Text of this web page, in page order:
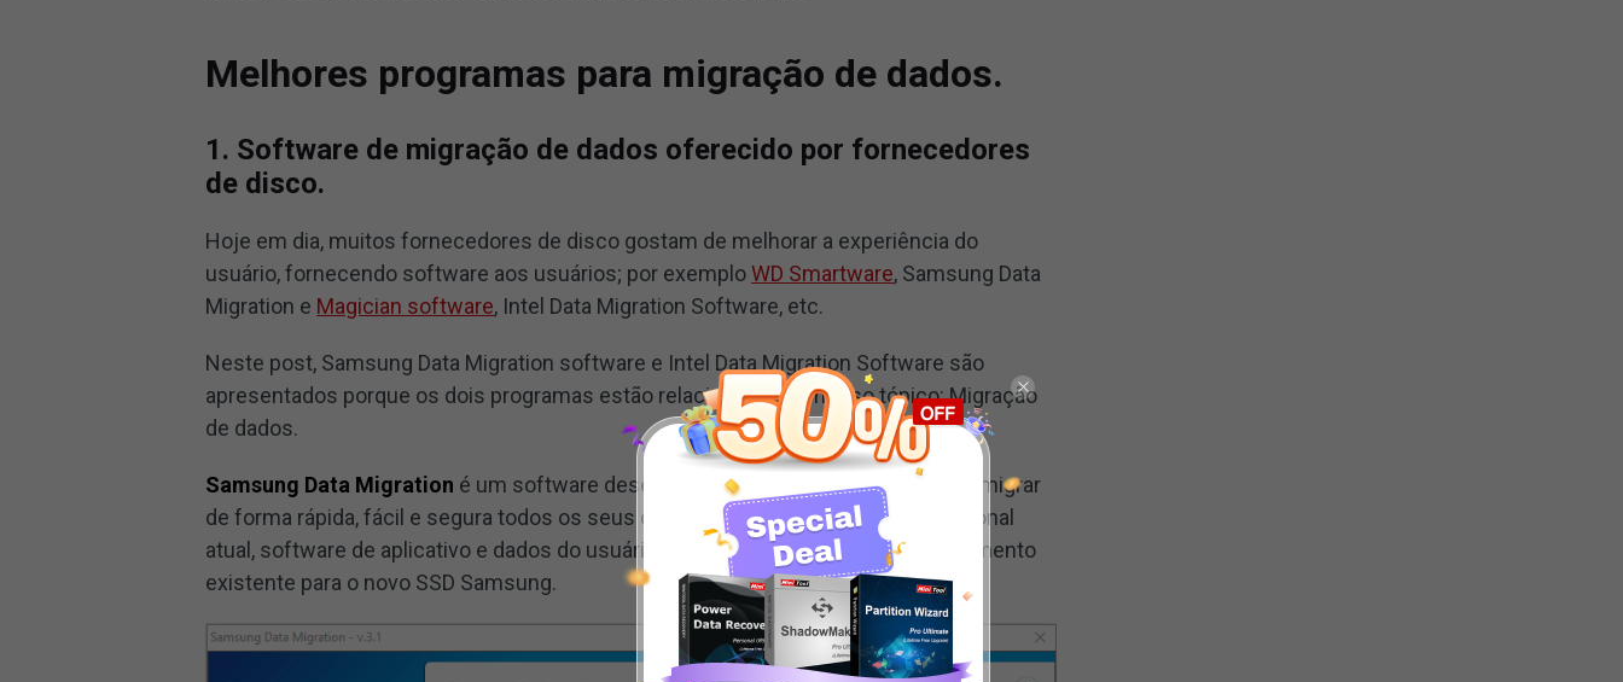
Melhores programas para migração de dados.
1. Software de migração de dados oferecido por fornecedores
de disco.
Hoje em dia, muitos fornecedores de disco gostam de melhorar a experiência do
usuário, fornecendo software aos usuários; por exemploWD Smartware, Samsung Data
Migration e Magician software, Intel Data Migration Software, etc.
Neste post, Samsung Data Migration software e Intel Data Migration Software são
apresentados porque os dois programas estão relacionados ao nosso tópico: Migração
de dados.
Samsung Data Migration é um software desenvolvido para ajudar os usuários a migrar
de forma rápida, fácil e segura todos os seus dados (incluindo o sistema operacional
atual, software de aplicativo e dados do usuário) de seu dispositivo de armazenamento
existente para o novo SSD Samsung.